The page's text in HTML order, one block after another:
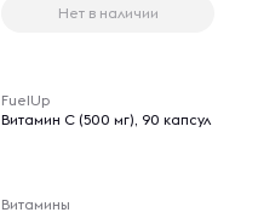
Нет в наличии
FuelUp
Витамин С (500 мг), 90 капсул
Витамины